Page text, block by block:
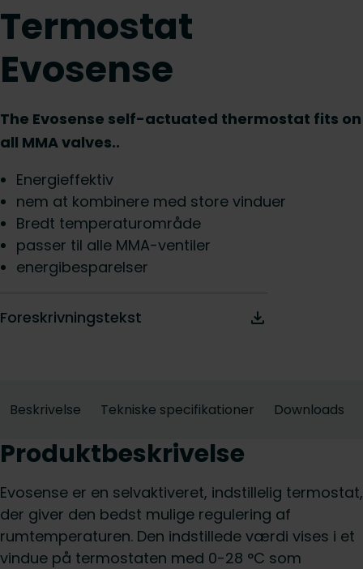
Termostat
Evosense
The Evosense self-actuated thermostat fits on
all MMA valves..
Energieffektiv
nem at kombinere med store vinduer
Bredt temperaturområde
passer til alle MMA-ventiler
energibesparelser
Foreskrivningstekst
Beskrivelse Tekniske specifikationer Downloads
Produktbeskrivelse
Evosense er en selvaktiveret, indstillelig termostat,
der giver den bedst mulige regulering af
rumtemperaturen. Den indstillede værdi vises i et
vindue på termostaten med 0-28 °C som